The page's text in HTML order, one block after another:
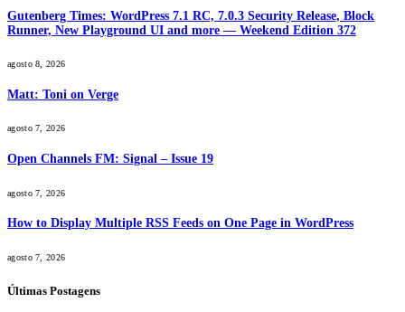
Gutenberg Times: WordPress 7.1 RC, 7.0.3 Security Release, Block
Runner, New Playground UI and more — Weekend Edition 372
agosto 8, 2026
Matt: Toni on Verge
agosto 7, 2026
Open Channels FM: Signal – Issue 19
agosto 7, 2026
How to Display Multiple RSS Feeds on One Page in WordPress
agosto 7, 2026
Últimas Postagens